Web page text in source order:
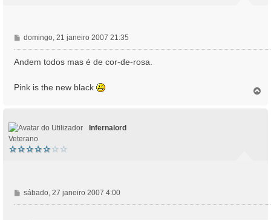
M
e
g
domingo, 21 janeiro 2007 21:35
Andem todos mas é de cor-de-rosa.
Pink is the new black
Infernalord
Veterano
M
e
sábado, 27 janeiro 2007 4:00